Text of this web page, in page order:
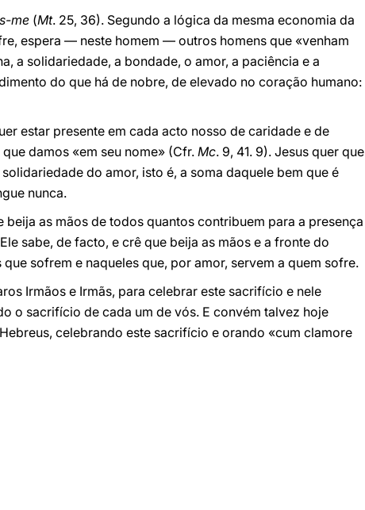
me (Mt. 25, 36). Segundo a lógica da mesma economia da
espera — neste homem — outros homens que «venham
a solidariedade, a bondade, o amor, a paciência e a
do que há de nobre, de elevado no coração humano:
estar presente em cada acto nosso de caridade e de
damos «em seu nome» (Cfr. Mc. 9, 41. 9). Jesus quer que
do amor, isto é, a soma daquele bem que é
nunca.
as mãos de todos quantos contribuem para a presença
sabe, de facto, e crê que beija as mãos e a fronte do
sofrem e naqueles que, por amor, servem a quem sofre.
Irmãos e Irmãs, para celebrar este sacrifício e nele
o sacrifício de cada um de vós. E convém talvez hoje
celebrando este sacrifício e orando «cum clamore